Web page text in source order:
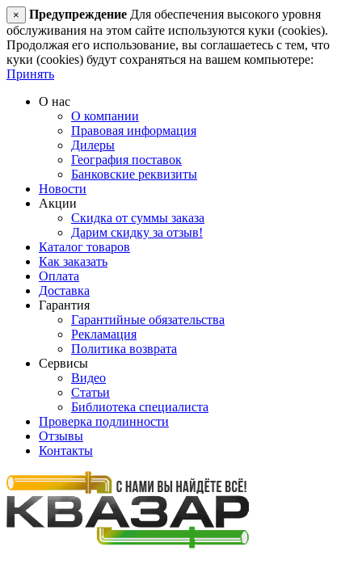
× Предупреждение Для обеспечения высокого уровня
обслуживания на этом сайте используются куки (cookies).
Продолжая его использование, вы соглашаетесь с тем, что
куки (cookies) будут сохраняться на вашем компьютере:
Принять
О нас
О компании
Правовая информация
Дилеры
География поставок
Банковские реквизиты
Новости
Акции
Скидка от суммы заказа
Дарим скидку за отзыв!
Каталог товаров
Как заказать
Оплата
Доставка
Гарантия
Гарантийные обязательства
Рекламация
Политика возврата
Сервисы
Видео
Статьи
Библиотека специалиста
Проверка подлинности
Отзывы
Контакты